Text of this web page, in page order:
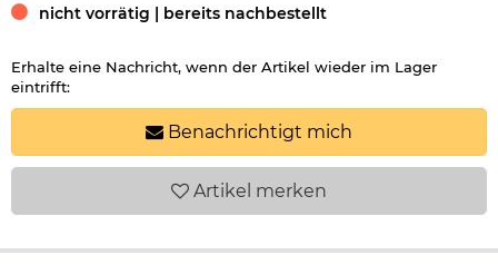
nicht vorrätig | bereits nachbestellt
Erhalte eine Nachricht, wenn der Artikel wieder im Lager
eintrifft:
Benachrichtigt mich
Artikel merken